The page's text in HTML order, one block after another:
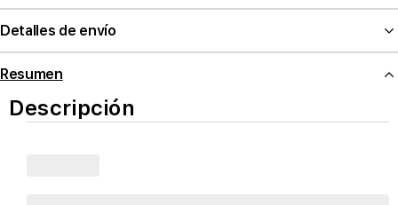
Detalles de envío
Resumen
Descripción